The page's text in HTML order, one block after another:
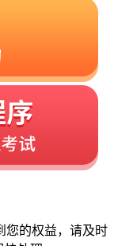
您的权益，请及时